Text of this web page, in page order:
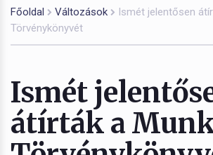
Főoldal Változások
Ismét jelentősen
Törvénykönyvét
Ismét
átírták a